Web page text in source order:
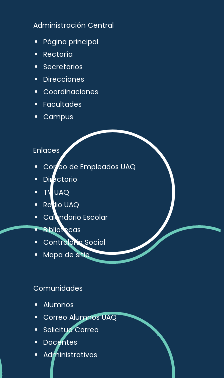
Administración Central
Página principal
Rectoría
Secretarios
Direcciones
Coordinaciones
Facultades
Campus
Enlaces
Correo de Empleados UAQ
Directorio
TV UAQ
Radio UAQ
Calendario Escolar
Bibliotecas
Contraloría Social
Mapa de sitio
Comunidades
Alumnos
Correo Alumnos UAQ
Solicitud Correo
Docentes
Administrativos